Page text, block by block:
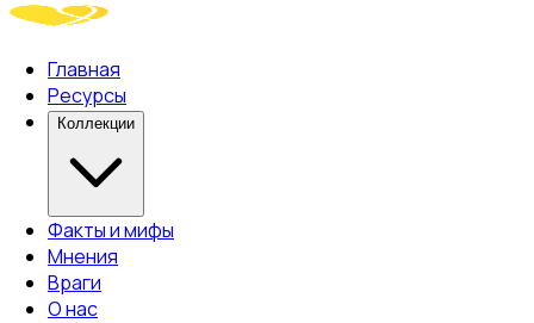
Главная
Ресурсы
Коллекции
Факты и мифы
Мнения
Враги
О нас